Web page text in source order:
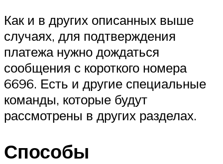
Как и в других описанных выше
случаях, для подтверждения
платежа нужно дождаться
сообщения с короткого номера
6696. Есть и другие специальные
команды, которые будут
рассмотрены в других разделах.
Способы